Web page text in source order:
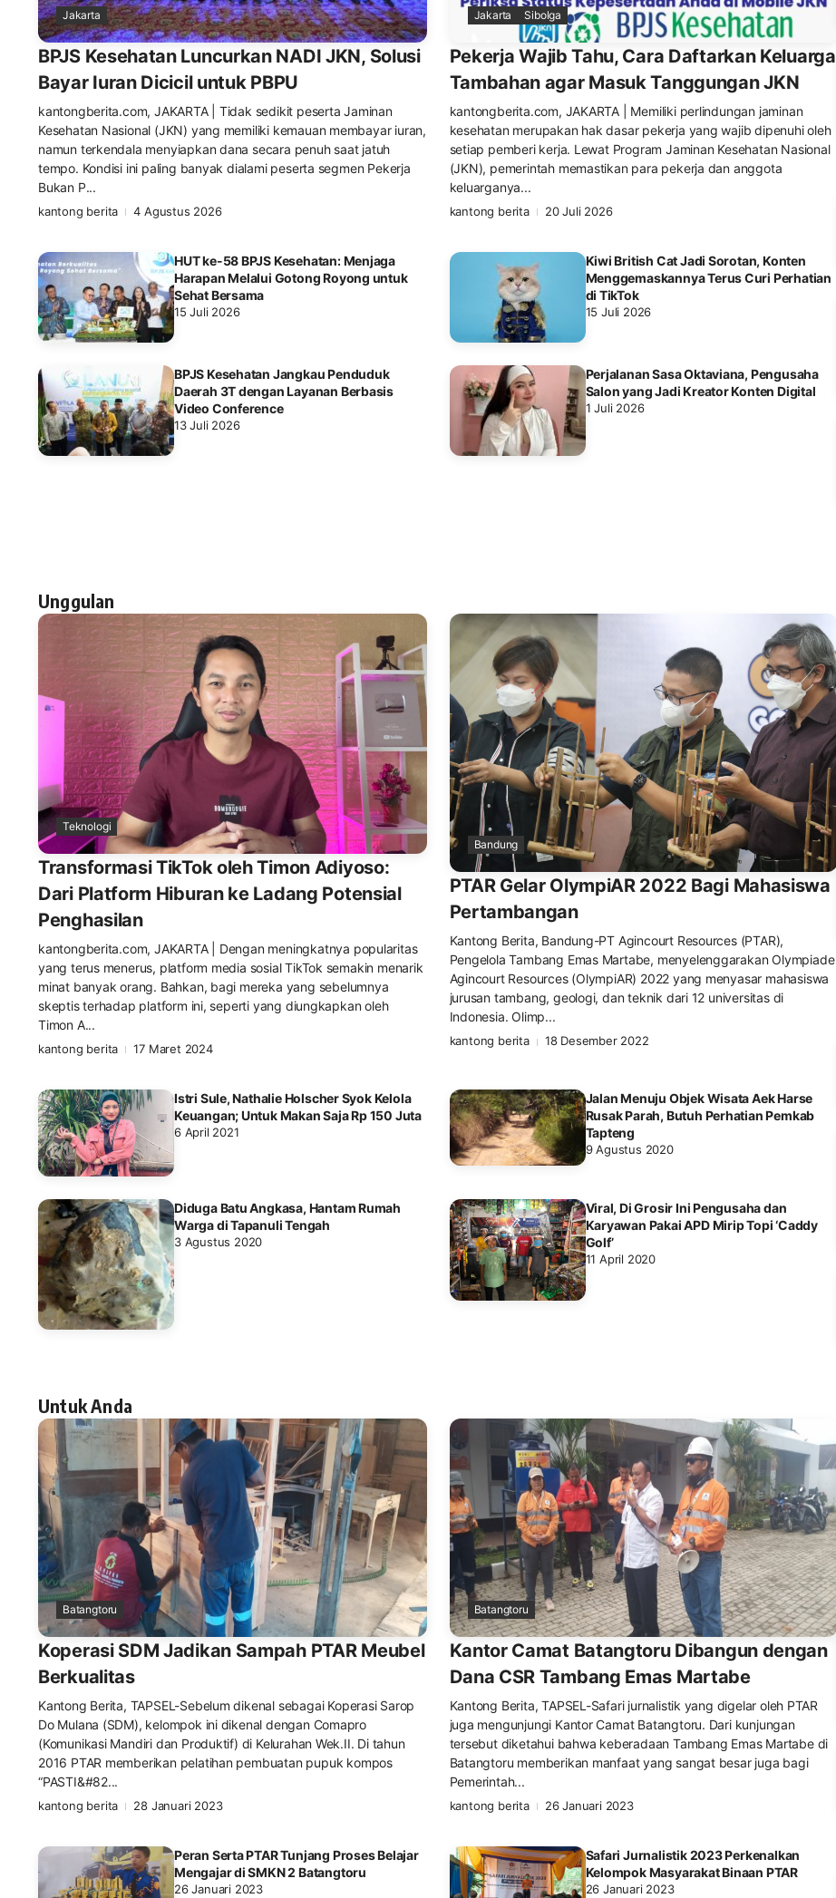
Jakarta
BPJS Kesehatan Luncurkan NADI JKN, Solusi
Bayar Iuran Dicicil untuk PBPU
kantongberita.com, JAKARTA | Tidak sedikit peserta Jaminan
Kesehatan Nasional (JKN) yang memiliki kemauan membayar iuran,
namun terkendala menyiapkan dana secara penuh saat jatuh
tempo. Kondisi ini paling banyak dialami peserta segmen Pekerja
Bukan P...
kantong berita 4 Agustus 2026
Jakarta Sibolga
Pekerja Wajib Tahu, Cara Daftarkan Keluarga
Tambahan agar Masuk Tanggungan JKN
kantongberita.com, JAKARTA | Memiliki perlindungan jaminan
kesehatan merupakan hak dasar pekerja yang wajib dipenuhi oleh
setiap pemberi kerja. Lewat Program Jaminan Kesehatan Nasional
(JKN), pemerintah memastikan para pekerja dan anggota
keluarganya...
kantong berita 20 Juli 2026
HUT ke-58 BPJS Kesehatan: Menjaga
Harapan Melalui Gotong Royong untuk
Sehat Bersama
15 Juli 2026
Kiwi British Cat Jadi Sorotan, Konten
Menggemaskannya Terus Curi Perhatian
di TikTok
15 Juli 2026
BPJS Kesehatan Jangkau Penduduk
Daerah 3T dengan Layanan Berbasis
Video Conference
13 Juli 2026
Perjalanan Sasa Oktaviana, Pengusaha
Salon yang Jadi Kreator Konten Digital
1 Juli 2026
Unggulan
Teknologi
Transformasi TikTok oleh Timon Adiyoso:
Dari Platform Hiburan ke Ladang Potensial
Penghasilan
kantongberita.com, JAKARTA | Dengan meningkatnya popularitas
yang terus menerus, platform media sosial TikTok semakin menarik
minat banyak orang. Bahkan, bagi mereka yang sebelumnya
skeptis terhadap platform ini, seperti yang diungkapkan oleh
Timon A...
kantong berita 17 Maret 2024
Bandung
PTAR Gelar OlympiAR 2022 Bagi Mahasiswa
Pertambangan
Kantong Berita, Bandung-PT Agincourt Resources (PTAR),
Pengelola Tambang Emas Martabe, menyelenggarakan Olympiade
Agincourt Resources (OlympiAR) 2022 yang menyasar mahasiswa
jurusan tambang, geologi, dan teknik dari 12 universitas di
Indonesia. Olimp...
kantong berita 18 Desember 2022
Istri Sule, Nathalie Holscher Syok Kelola
Keuangan; Untuk Makan Saja Rp 150 Juta
6 April 2021
Jalan Menuju Objek Wisata Aek Harse
Rusak Parah, Butuh Perhatian Pemkab
Tapteng
9 Agustus 2020
Diduga Batu Angkasa, Hantam Rumah
Warga di Tapanuli Tengah
3 Agustus 2020
Viral, Di Grosir Ini Pengusaha dan
Karyawan Pakai APD Mirip Topi ‘Caddy
Golf’
11 April 2020
Untuk Anda
Batangtoru
Koperasi SDM Jadikan Sampah PTAR Meubel
Berkualitas
Kantong Berita, TAPSEL-Sebelum dikenal sebagai Koperasi Sarop
Do Mulana (SDM), kelompok ini dikenal dengan Comapro
(Komunikasi Mandiri dan Produktif) di Kelurahan Wek.II. Di tahun
2016 PTAR memberikan pelatihan pembuatan pupuk kompos
“PASTI&#82...
kantong berita 28 Januari 2023
Batangtoru
Kantor Camat Batangtoru Dibangun dengan
Dana CSR Tambang Emas Martabe
Kantong Berita, TAPSEL-Safari jurnalistik yang digelar oleh PTAR
juga mengunjungi Kantor Camat Batangtoru. Dari kunjungan
tersebut diketahui bahwa keberadaan Tambang Emas Martabe di
Batangtoru memberikan manfaat yang sangat besar juga bagi
Pemerintah...
kantong berita 26 Januari 2023
Peran Serta PTAR Tunjang Proses Belajar
Mengajar di SMKN 2 Batangtoru
26 Januari 2023
Safari Jurnalistik 2023 Perkenalkan
Kelompok Masyarakat Binaan PTAR
26 Januari 2023